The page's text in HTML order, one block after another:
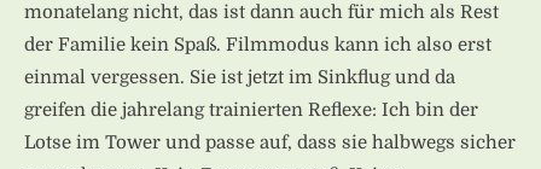
monatelang nicht, das ist dann auch für mich als Rest
der Familie kein Spaß. Filmmodus kann ich also erst
einmal vergessen. Sie ist jetzt im Sinkflug und da
greifen die jahrelang trainierten Reflexe: Ich bin der
Lotse im Tower und passe auf, dass sie halbwegs sicher